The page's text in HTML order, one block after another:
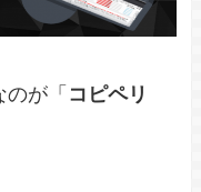
が「 コピペリ